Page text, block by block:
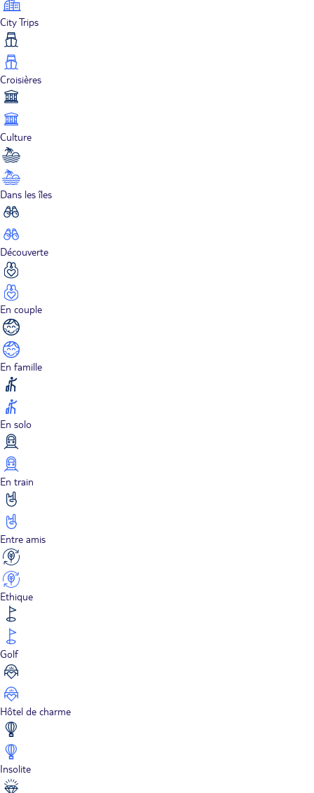
City Trips
Croisières
Culture
Dans les îles
Découverte
En couple
En famille
En solo
En train
Entre amis
Ethique
Golf
Hôtel de charme
Insolite